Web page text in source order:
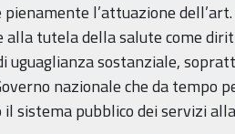
pienamente l’attuazione
tutela della salute come
uguaglianza sostanziale,
nazionale che da tempo
sistema pubblico dei servizi